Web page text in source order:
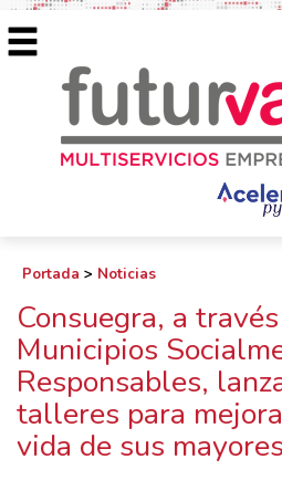
Portada > Noticias
Consuegra, a
Municipios
Responsables,
talleres para
vida de sus